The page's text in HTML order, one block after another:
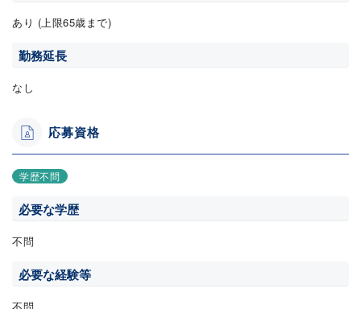
あり (上限65歳まで)
勤務延長
なし
応募資格
学歴不問
必要な学歴
不問
必要な経験等